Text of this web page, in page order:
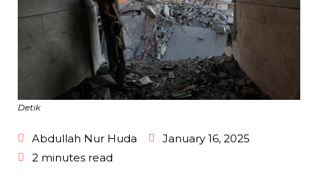
Detik
Abdullah Nur Huda
January 16, 2025
2 minutes read